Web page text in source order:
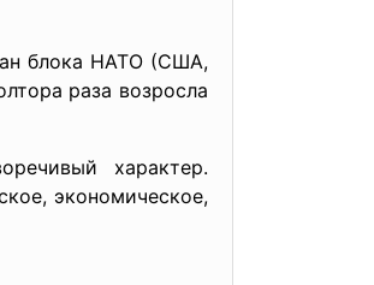
блока НАТО (США,
раза возросла
характер.
экономическое,